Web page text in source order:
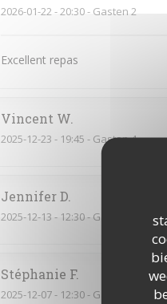
2026-01-22- 20:30 - Gasten 2
Excellent repas
Vincent W
2025-12-23 - 19:45 - Gasten 4
JenniferD
2025-12-13 - 12:30 - Gasten 3
Stéphanie F
2025-12-07- 12:30 - Gasten 3